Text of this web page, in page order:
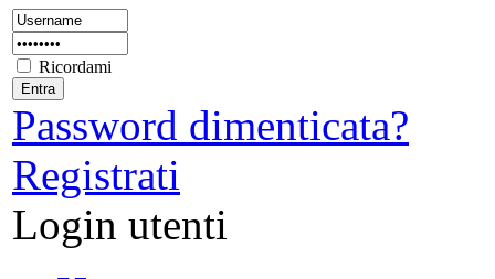
Ricordami
Password dimenticata?
Registrati
Login utenti